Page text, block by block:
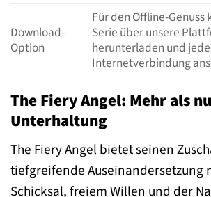
Download-
Option
Für den Offline-Genuss
Serie über unsere
herunterladen und
Internetverbindung
The Fiery Angel: Mehr als
Unterhaltung
The Fiery Angel bietet seinen
tiefgreifende Auseinandersetzung
Schicksal, freiem Willen und der